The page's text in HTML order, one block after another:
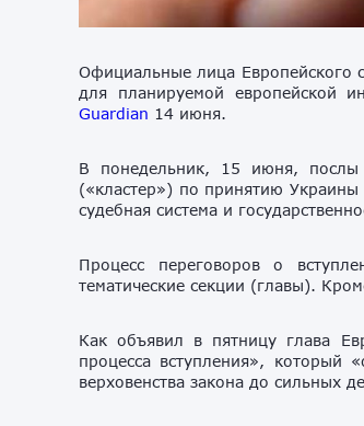
Официальные лица Европейского
для планируемой европейской
Guardian 14 июня.
В понедельник, 15 июня, послы
(«кластер») по принятию
судебная система и
Процесс переговоров о
тематические секции (главы).
Как объявил в пятницу глава
процесса вступления», который
верховенства закона до сильных